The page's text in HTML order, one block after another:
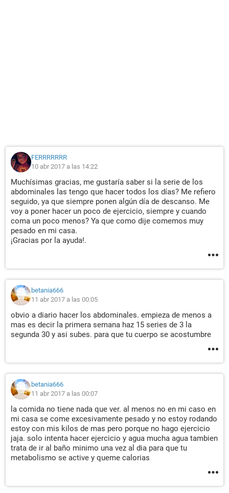
FERRRRRRR
10 abr 2017 a las 14:22
Muchísimas gracias, me gustaría saber si la serie de los
abdominales las tengo que hacer todos los días? Me refiero
seguido, ya que siempre ponen algún día de descanso. Me
voy a poner hacer un poco de ejercicio, siempre y cuando
coma un poco menos? Ya que como dije comemos muy
pesado en mi casa.
¡Gracias por la ayuda!.
betania666
11 abr 2017 a las 00:05
obvio a diario hacer los abdominales. empieza de menos a
mas es decir la primera semana haz 15 series de 3 la
segunda 30 y asi subes. para que tu cuerpo se acostumbre
betania666
11 abr 2017 a las 00:07
la comida no tiene nada que ver. al menos no en mi caso en
mi casa se come excesivamente pesado y no estoy rodando
estoy con mis kilos de mas pero porque no hago ejercicio
jaja. solo intenta hacer ejercicio y agua mucha agua tambien
trata de ir al baño minimo una vez al dia para que tu
metabolismo se active y queme calorias